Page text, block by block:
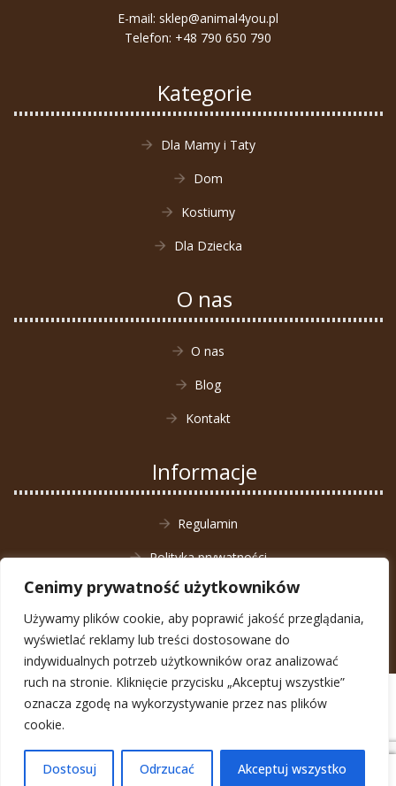
Cenimy prywatność użytkowników
Używamy plików cookie, aby poprawić jakość przeglądania,
wyświetlać reklamy lub treści dostosowane do
indywidualnych potrzeb użytkowników oraz analizować
ruch na stronie. Kliknięcie przycisku „Akceptuj wszystkie”
oznacza zgodę na wykorzystywanie przez nas plików
cookie.
Dostosuj Odrzucać Akceptuj wszystko
E-mail: sklep@animal4you.pl
Telefon: +48 790 650 790
Kategorie
Dla Mamy i Taty
Dom
Kostiumy
Dla Dziecka
O nas
O nas
Blog
Kontakt
Informacje
Regulamin
Polityka prywatności
Zwrot towaru
0
© Animal4You 2026